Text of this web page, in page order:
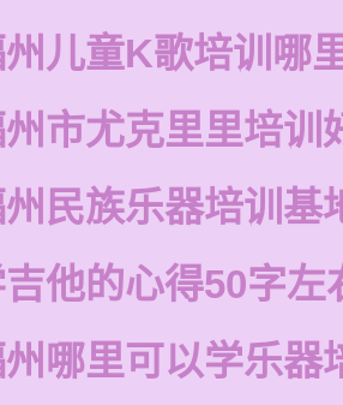
儿童K歌培训哪
市尤克里里培训
民族乐器培训基
他的心得50字左
哪里可以学乐器